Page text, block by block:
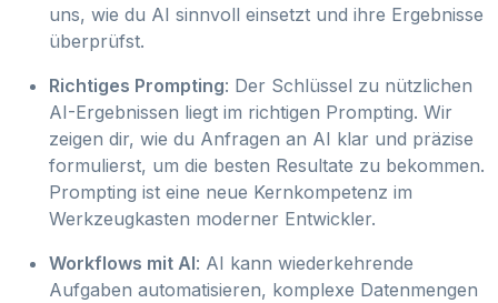
uns, wie du AI sinnvoll einsetzt und ihre Ergebnisse
überprüfst.
Richtiges Prompting: Der Schlüssel zu nützlichen
AI-Ergebnissen liegt im richtigen Prompting. Wir
zeigen dir, wie du Anfragen an AI klar und präzise
formulierst, um die besten Resultate zu bekommen.
Prompting ist eine neue Kernkompetenz im
Werkzeugkasten moderner Entwickler.
Workflows mit AI: AI kann wiederkehrende
Aufgaben automatisieren, komplexe Datenmengen